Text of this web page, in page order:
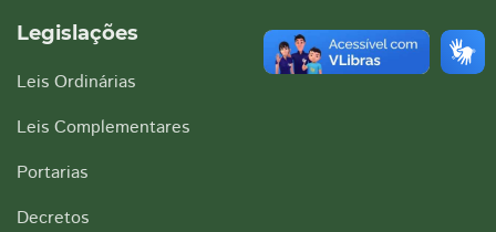
Legislações
Leis Ordinárias
Leis Complementares
Portarias
Decretos